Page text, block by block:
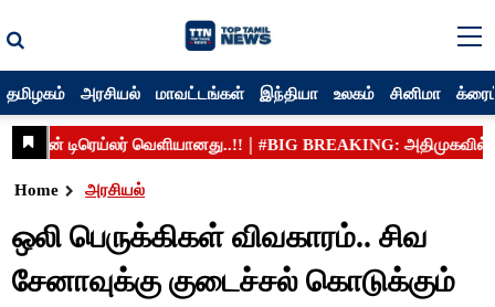
தமிழகம் அரசியல் மாவட்டங்கள் இந்தியா உலகம் சினிமா
Home அரசியல்
ஒலி பெருக்கிகள் விவகாரம்.. சிவ
சேனாவுக்கு குடைச்சல் கொடுக்கும்